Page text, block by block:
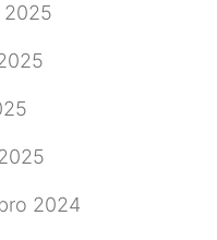
2025
2024